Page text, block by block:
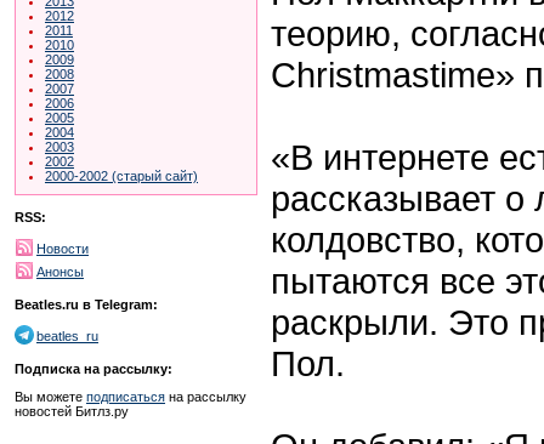
2012
2011
2010
2009
2008
2007
2006
2005
2004
2003
2002
2000-2002 (старый сайт)
RSS:
Новости
Анонсы
Beatles.ru в Telegram:
beatles_ru
Подписка на рассылку:
Вы можете подписаться на рассылку
новостей Битлз.ру
теорию,
Christmastime»
«В интернете
рассказывает о
колдовство,
пытаются все
раскрыли. Это
Пол.